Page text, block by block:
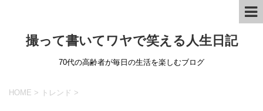
撮って書いてワヤで笑える人生日記
70代の高齢者が毎日の生活を楽しむブログ
HOME > トレンド >